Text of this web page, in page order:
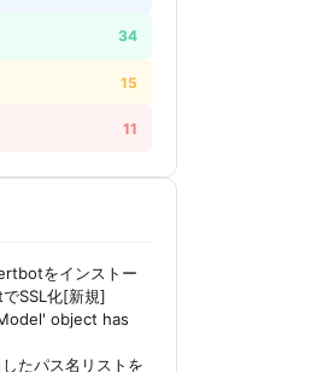
34
15
11
をインストー
SSL化[新規]
object has
たパス名リストを